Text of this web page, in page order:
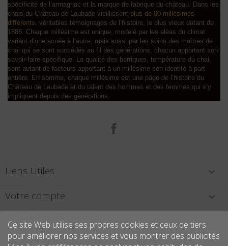
spécificité de l’armagnac et la marque de fabrique du château. Dans les
chais du Château de Laubade vieillissent plus de 80 millésimes
différents, véritables témoignages de l’histoire, le plus vieux datant de
1888. Chaque millésime est unique, modelé par les aléas du climat
variant d’une année à l’autre, mais aussi par les soins des maîtres de
chai qui se sont succédés au fil des générations, chacun apportant son
savoir-faire spécifique. La qualité des barriques, température du chai,
sont autant de facteurs apportant à un millésime son identité à part
entière. En somme, chaque millésime est une page de l’histoire du
Château de Laubade et du talent des hommes et des femmes qui s’y
impliquent depuis des générations.
Liens Utiles 
Votre compte 
Caves Guérin et Fils
25 avenue grassin
Ce site Web utilise ses propres cookies et ceux de tiers
pour améliorer nos services et vous montrer des publicités